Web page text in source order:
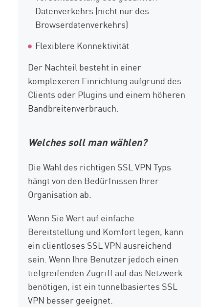
Datenverkehrs (nicht nur des
Browserdatenverkehrs)
Flexiblere Konnektivität
Der Nachteil besteht in einer
komplexeren Einrichtung aufgrund des
Clients oder Plugins und einem höheren
Bandbreitenverbrauch.
Welches soll man wählen?
Die Wahl des richtigen SSL VPN Typs
hängt von den Bedürfnissen Ihrer
Organisation ab.
Wenn Sie Wert auf einfache
Bereitstellung und Komfort legen, kann
ein clientloses SSL VPN ausreichend
sein. Wenn Ihre Benutzer jedoch einen
tiefgreifenden Zugriff auf das Netzwerk
benötigen, ist ein tunnelbasiertes SSL
VPN besser geeignet.